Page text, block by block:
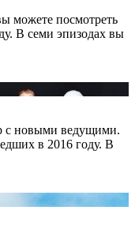
можете посмотреть
В семи эпизодах вы
с новыми ведущими.
в 2016 году. В